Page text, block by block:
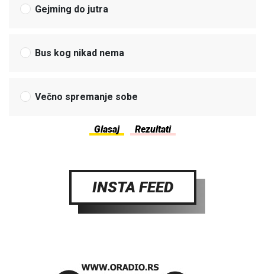
Gejming do jutra
Bus kog nikad nema
Večno spremanje sobe
INSTA FEED